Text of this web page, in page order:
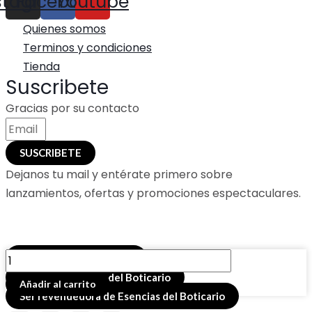
Quienes somos
Terminos y condiciones
Tienda
Suscribete
Gracias por su contacto
SUSCRIBETE
Dejanos tu mail y entérate primero sobre
lanzamientos, ofertas y promociones espectaculares.
SAHUMERIO
EN
POLVO
Añadir al carrito
Comprar esencias del Boticario
Ser revendedora de Esencias del Boticario